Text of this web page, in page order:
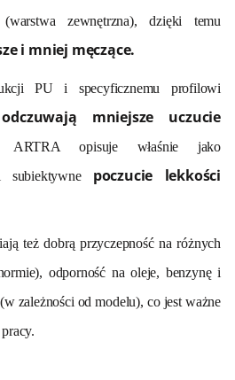
zewnętrzna), dzięki temu
i mniej męczące.
PU i specyficznemu profilowi
odczuwają mniejsze uczucie
opisuje właśnie jako
poczucie lekkości
też dobrą przyczepność na różnych
odporność na oleje, benzynę i
zależności od modelu), co jest ważne